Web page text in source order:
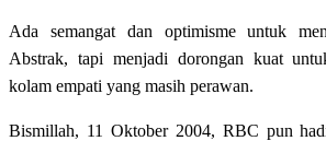
Ada semangat dan optimisme untuk
Abstrak, tapi menjadi dorongan kuat
kolam empati yang masih perawan.
Bismillah, 11 Oktober 2004, RBC pun